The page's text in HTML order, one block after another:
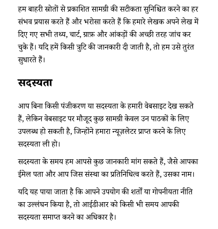
हम बाहरी स्रोतों से प्रकाशित सामग्री की सटीकता सुनिश्चित करने का हर
संभव प्रयास करते हैं और भरोसा करते हैं कि हमारे लेखक अपने लेख में
दिए गए सभी तथ्य, चार्ट, ग्राफ़ और आंकड़ों की अच्छी तरह जांच कर
चुके हैं। यदि हमें किसी त्रुटि की जानकारी दी जाती है, तो हम उसे तुरंत
सुधारते हैं।
सदस्यता
आप बिना किसी पंजीकरण या सदस्यता के हमारी वेबसाइट देख सकते
हैं, लेकिन वेबसाइट पर मौजूद कुछ सामग्री केवल उन पाठकों के लिए
उपलब्ध हो सकती है, जिन्होंने हमारा न्यूज़लेटर प्राप्त करने के लिए
सदस्यता ली हो।
सदस्यता के समय हम आपसे कुछ जानकारी मांग सकते हैं, जैसे आपका
ईमेल पता और आप जिस संस्था का प्रतिनिधित्व करते हैं, उसका नाम।
यदि यह पाया जाता है कि आपने उपयोग की शर्तों या गोपनीयता नीति
का उल्लंघन किया है, तो आईडीआर को किसी भी समय आपकी
सदस्यता समाप्त करने का अधिकार है।